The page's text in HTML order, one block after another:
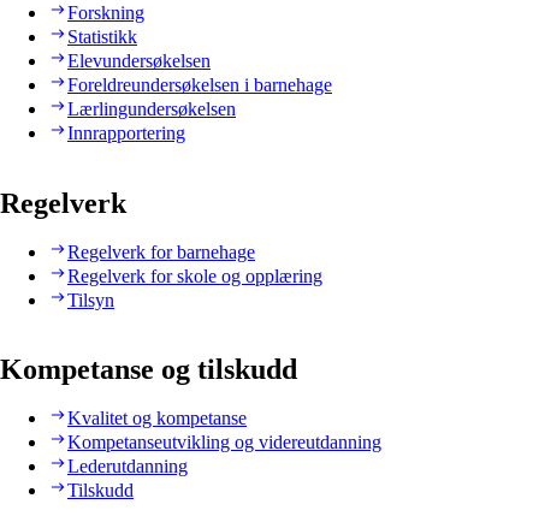
Forskning
Statistikk
Elevundersøkelsen
Foreldreundersøkelsen i barnehage
Lærlingundersøkelsen
Innrapportering
Regelverk
Regelverk for barnehage
Regelverk for skole og opplæring
Tilsyn
Kompetanse og tilskudd
Kvalitet og kompetanse
Kompetanseutvikling og videreutdanning
Lederutdanning
Tilskudd